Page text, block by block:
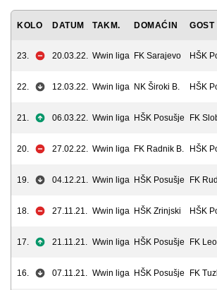
KOLO DATUM TAKM. DOMAĆIN GOST
23. 20.03.22. Wwin liga FK Sarajevo HŠK
22. 12.03.22. Wwin liga NK Široki B. HŠK
21. 06.03.22. Wwin liga HŠK Posušje FK
20. 27.02.22. Wwin liga FK Radnik B. HŠK
19. 04.12.21. Wwin liga HŠK Posušje FK
18. 27.11.21. Wwin liga HŠK Zrinjski HŠK
17. 21.11.21. Wwin liga HŠK Posušje FK
16. 07.11.21. Wwin liga HŠK Posušje FK